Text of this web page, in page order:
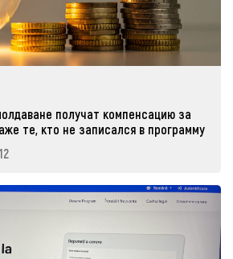
получат компенсацию за
те, кто не записался в программу